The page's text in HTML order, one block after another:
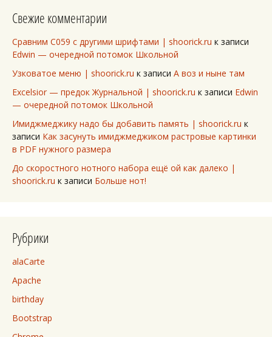
Свежие комментарии
Сравним C059 с другими шрифтами | shoorick.ru к записи
Edwin — очередной потомок Школьной
Узковатое меню | shoorick.ru к записи А воз и ныне там
Excelsior — предок Журнальной | shoorick.ru к записи Edwin
— очередной потомок Школьной
Имиджмеджику надо бы добавить память | shoorick.ru к
записи Как засунуть имиджмеджиком растровые картинки
в PDF нужного размера
До скоростного нотного набора ещё ой как далеко |
shoorick.ru к записи Больше нот!
Рубрики
alaCarte
Apache
birthday
Bootstrap